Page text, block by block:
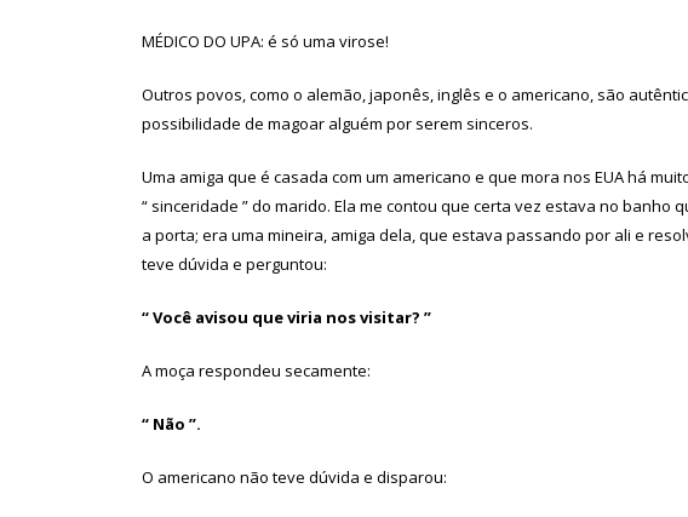
MÉDICO DO UPA: é só uma virose!
Outros povos, como o alemão, japonês, inglês e o americano, são
possibilidade de magoar alguém por serem sinceros.
Uma amiga que é casada com um americano e que mora nos EUA há
“ sinceridade ” do marido. Ela me contou que certa vez estava no banho
a porta; era uma mineira, amiga dela, que estava passando por ali e
teve dúvida e perguntou:
“ Você avisou que viria nos visitar? ”
A moça respondeu secamente:
“ Não ”.
O americano não teve dúvida e disparou: